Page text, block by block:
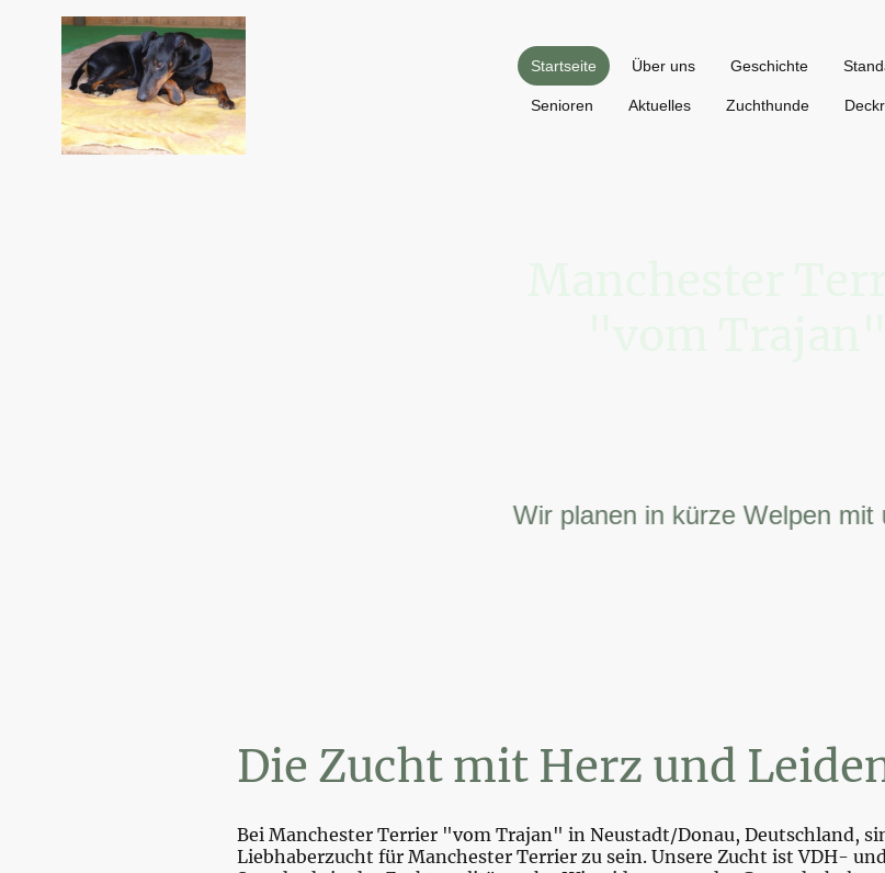
Startseite Über uns Geschichte
Senioren Aktuelles Zuchthunde
Wir planen in kürze Welpen mit
Die Zucht mit Herz und
Bei Manchester Terrier "vom Trajan" in Neustadt/Donau, Deutschland,
Liebhaberzucht für Manchester Terrier zu sein. Unsere Zucht ist VDH-